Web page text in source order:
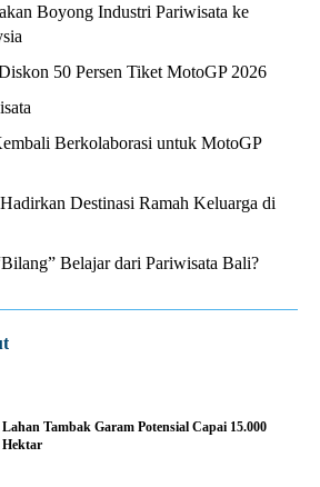
Boyong Industri Pariwisata ke
50 Persen Tiket MotoGP 2026
Berkolaborasi untuk MotoGP
Destinasi Ramah Keluarga di
Belajar dari Pariwisata Bali?
Lahan Tambak Garam Potensial Capai 15.000
Hektar